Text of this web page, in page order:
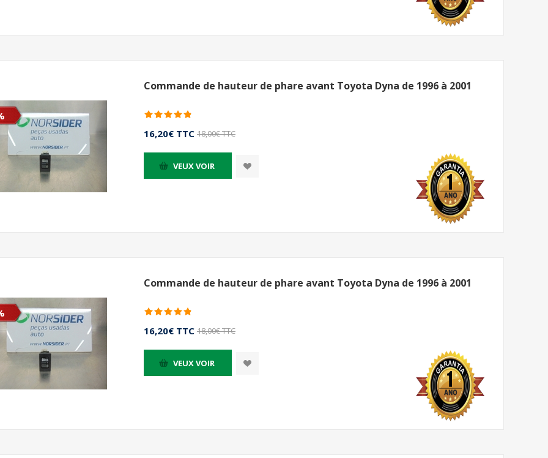
Commande de hauteur de phare avant Toyota Dyna de 1996 à 2001
16,20€ TTC 18,00€ TTC
VEUX VOIR
Commande de hauteur de phare avant Toyota Dyna de 1996 à 2001
16,20€ TTC 18,00€ TTC
VEUX VOIR